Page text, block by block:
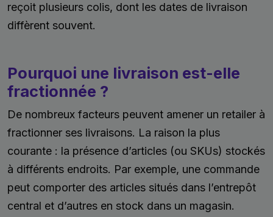
reçoit plusieurs colis, dont les dates de livraison
diffèrent souvent.
Pourquoi une livraison est-elle
fractionnée ?
De nombreux facteurs peuvent amener un retailer à
fractionner ses livraisons. La raison la plus
courante : la présence d’articles (ou SKUs) stockés
à différents endroits. Par exemple, une commande
peut comporter des articles situés dans l’entrepôt
central et d’autres en stock dans un magasin.